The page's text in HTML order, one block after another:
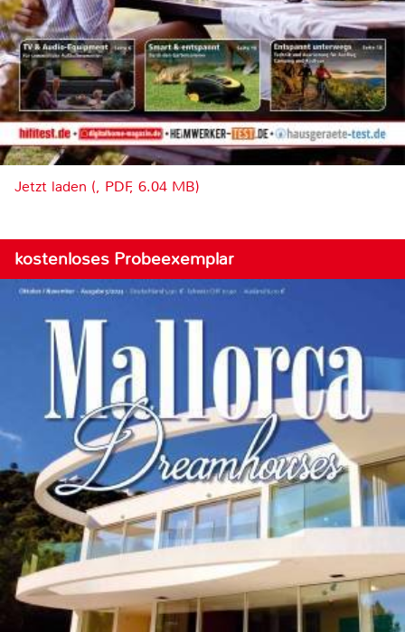
Jetzt laden (, PDF, 6.04 MB)
kostenloses Probeexemplar